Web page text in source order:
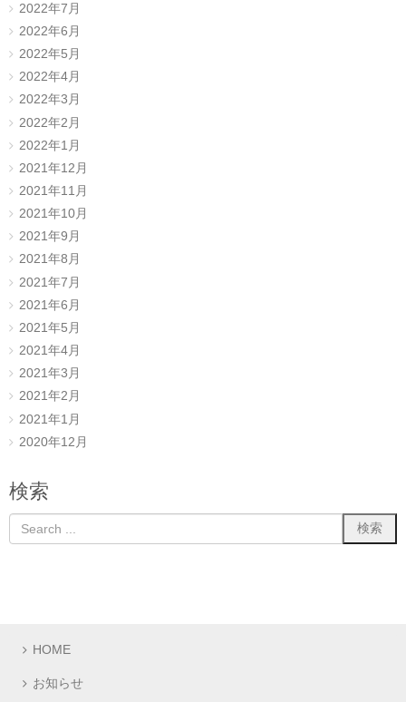
2022年7月
2022年6月
2022年5月
2022年4月
2022年3月
2022年2月
2022年1月
2021年12月
2021年11月
2021年10月
2021年9月
2021年8月
2021年7月
2021年6月
2021年5月
2021年4月
2021年3月
2021年2月
2021年1月
2020年12月
検索
HOME
お知らせ